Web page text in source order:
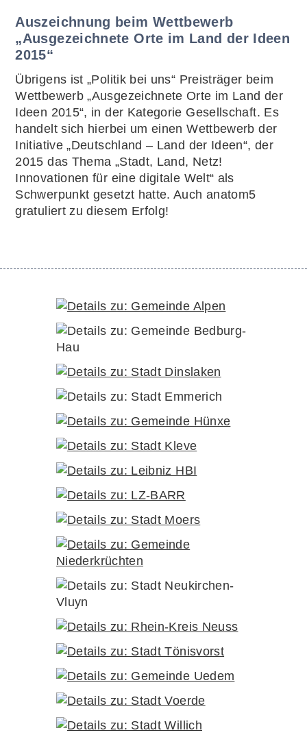
Auszeichnung beim Wettbewerb
„Ausgezeichnete Orte im Land der Ideen
2015“
Übrigens ist „Politik bei uns“ Preisträger beim
Wettbewerb „Ausgezeichnete Orte im Land der
Ideen 2015“, in der Kategorie Gesellschaft. Es
handelt sich hierbei um einen Wettbewerb der
Initiative „Deutschland – Land der Ideen“, der
2015 das Thema „Stadt, Land, Netz!
Innovationen für eine digitale Welt“ als
Schwerpunkt gesetzt hatte. Auch anatom5
gratuliert zu diesem Erfolg!